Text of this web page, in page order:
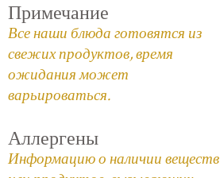
Примечание
Все наши блюда готовятся из
свежих продуктов, время
ожидания может
варьироваться.
Аллергены
Информацию о наличии веществ